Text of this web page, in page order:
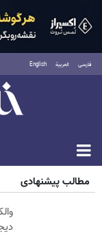
فارسی العربية English
مطالب پیشنهادی